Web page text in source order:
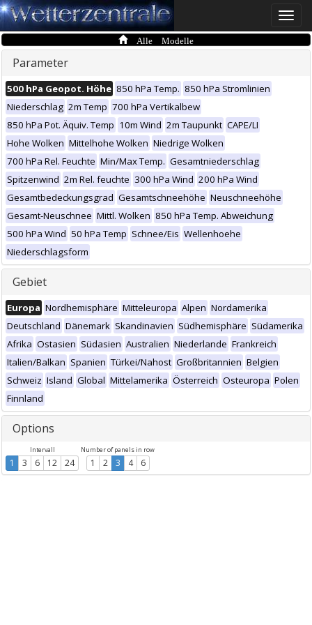
Toggle
Alle Modelle
Parameter
500 hPa Geopot. Höhe 850 hPa Temp. 850 hPa Stromlinien
Niederschlag 2m Temp 700 hPa Vertikalbew
850 hPa Pot. Äquiv. Temp 10m Wind 2m Taupunkt CAPE/LI
Hohe Wolken Mittelhohe Wolken Niedrige Wolken
700 hPa Rel. Feuchte Min/Max Temp. Gesamtniederschlag
Spitzenwind 2m Rel. feuchte 300 hPa Wind 200 hPa Wind
Gesamtbedeckungsgrad Gesamtschneehöhe Neuschneehöhe
Gesamt-Neuschnee Mittl. Wolken 850 hPa Temp. Abweichung
500 hPa Wind 50 hPa Temp Schnee/Eis Wellenhoehe
Niederschlagsform
Gebiet
Europa Nordhemisphäre Mitteleuropa Alpen Nordamerika
Deutschland Dänemark Skandinavien Südhemisphäre Südamerika
Afrika Ostasien Südasien Australien Niederlande Frankreich
Italien/Balkan Spanien Türkei/Nahost Großbritannien Belgien
Schweiz Island Global Mittelamerika Österreich Osteuropa Polen
Finnland
Options
Intervall
1 3 6 12 24
Number of panels in row
1 2 3 4 6